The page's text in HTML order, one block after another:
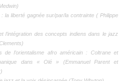
la liberté gagnée sur/par/la contrainte ( Philippe
l’intégration des concepts indiens dans le jazz
de l’orientalisme afro américain : Coltrane et
dans « Olé » (Emmanuel Parent et